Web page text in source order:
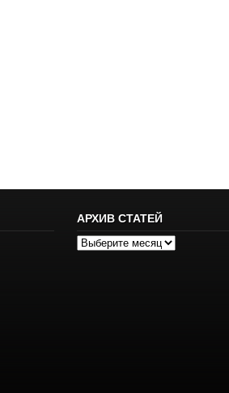
АРХИВ СТАТЕЙ
Архив